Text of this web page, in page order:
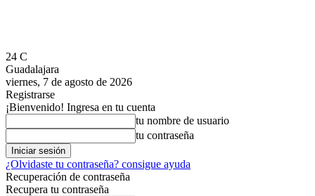
24 C
Guadalajara
viernes, 7 de agosto de 2026
Registrarse
¡Bienvenido! Ingresa en tu cuenta
tu nombre de usuario
tu contraseña
¿Olvidaste tu contraseña? consigue ayuda
Recuperación de contraseña
Recupera tu contraseña